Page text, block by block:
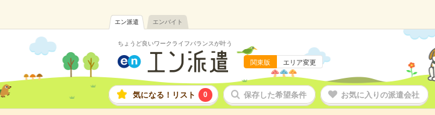
エン派遣 エンバイト
ちょうど良いワークライフバランスが叶う
関東版 エリア変更
気になる！リスト 0 保存した希望条件 お気に入りの派遣会社